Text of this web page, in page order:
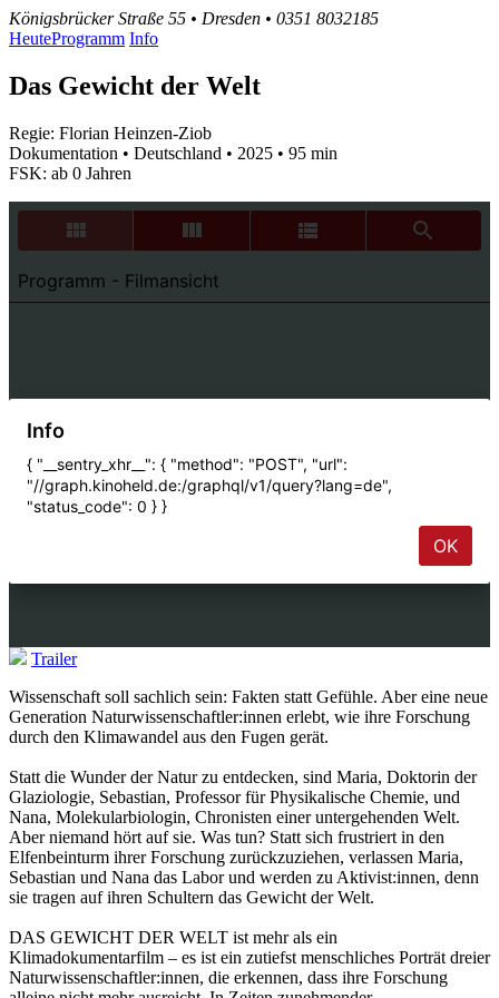
Königsbrücker Straße 55 • Dresden • 0351 8032185
HeuteProgramm Info
Das Gewicht der Welt
Regie: Florian Heinzen-Ziob
Dokumentation • Deutschland • 2025 • 95 min
FSK: ab 0 Jahren
Trailer
Wissenschaft soll sachlich sein: Fakten statt Gefühle. Aber eine neue
Generation Naturwissenschaftler:innen erlebt, wie ihre Forschung
durch den Klimawandel aus den Fugen gerät.
Statt die Wunder der Natur zu entdecken, sind Maria, Doktorin der
Glaziologie, Sebastian, Professor für Physikalische Chemie, und
Nana, Molekularbiologin, Chronisten einer untergehenden Welt.
Aber niemand hört auf sie. Was tun? Statt sich frustriert in den
Elfenbeinturm ihrer Forschung zurückzuziehen, verlassen Maria,
Sebastian und Nana das Labor und werden zu Aktivist:innen, denn
sie tragen auf ihren Schultern das Gewicht der Welt.
DAS GEWICHT DER WELT ist mehr als ein
Klimadokumentarfilm – es ist ein zutiefst menschliches Porträt dreier
Naturwissenschaftler:innen, die erkennen, dass ihre Forschung